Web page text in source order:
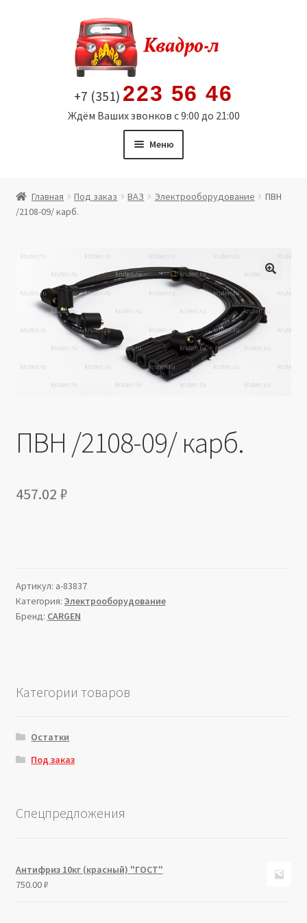
содержимому
+7 (351) 223 56 46
Ждём Ваших звонков с 9:00 до 21:00
Меню
Витрина
Политика в отношении обработки персональных
данных
Производители
Главная Под заказ ВАЗ Электрооборудование
ПВН
/2108-09/ карб.
ПВН /2108-09/ карб.
457.02 ₽
Артикул: a-83837
Категория: Электрооборудование
Бренд: CARGEN
Категории товаров
Остатки
Под заказ
Спецпредложения
Антифриз 10кг (красный) "ГОСТ"
750.00₽